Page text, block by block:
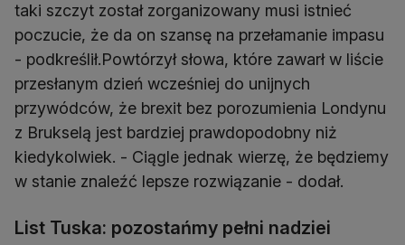
taki szczyt został zorganizowany musi istnieć
poczucie, że da on szansę na przełamanie impasu
- podkreślił.Powtórzył słowa, które zawarł w liście
przesłanym dzień wcześniej do unijnych
przywódców, że brexit bez porozumienia Londynu
z Brukselą jest bardziej prawdopodobny niż
kiedykolwiek. - Ciągle jednak wierzę, że będziemy
w stanie znaleźć lepsze rozwiązanie - dodał.
List Tuska: pozostańmy pełni nadziei